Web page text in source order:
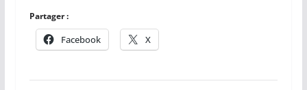
Partager :
Facebook X